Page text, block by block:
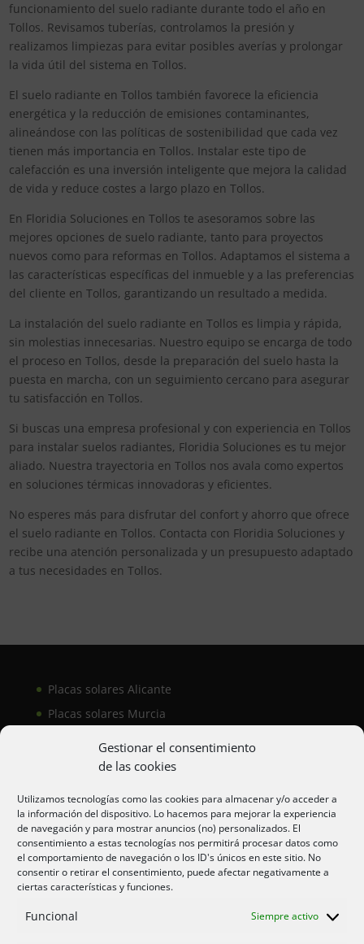
Gestionar el consentimiento
de las cookies
Utilizamos tecnologías como las cookies para almacenar y/o acceder a
la información del dispositivo. Lo hacemos para mejorar la experiencia
de navegación y para mostrar anuncios (no) personalizados. El
consentimiento a estas tecnologías nos permitirá procesar datos como
el comportamiento de navegación o los ID's únicos en este sitio. No
consentir o retirar el consentimiento, puede afectar negativamente a
ciertas características y funciones.
Funcional Siempre activo
funcionamiento del suelo radiante durante todo el año en
Tollos. Revisamos tuberías, controlamos la presión y
realizamos limpiezas para evitar posibles averías y prolongar
la vida útil del sistema en Tollos.
El suelo radiante en Tollos también favorece la eficiencia
energética y la reducción de emisiones contaminantes,
alineándose con las políticas de sostenibilidad que cada vez
tienen más importancia en Tollos. Instalar este tipo de
calefacción es una inversión inteligente que mejora la calidad
de vida y reduce costes a largo plazo en Tollos.
En Floridia Soluciones en Tollos te asesoramos sobre las
mejores opciones de suelo radiante, tanto para proyectos
nuevos como para reformas en Tollos. Adaptamos el sistema a
las características específicas del inmueble y a las preferencias
del cliente en Tollos, garantizando un resultado a medida.
La instalación del suelo radiante en Tollos es limpia y rápida,
sin molestias innecesarias. Nuestro equipo se encarga de todo
el proceso en Tollos, desde la preparación del suelo hasta la
puesta en marcha, con un seguimiento cercano para asegurar
tu satisfacción en Tollos.
Si buscas una empresa profesional y con experiencia en Tollos
para instalar suelos radiantes, Floridia Soluciones es tu mejor
aliado. Nuestra trayectoria en Tollos nos avala como expertos
en soluciones térmicas innovadoras y eficientes.
No esperes más para disfrutar del confort y ahorro que ofrece
el suelo radiante en Tollos. Contacta con Floridia Soluciones y
recibe una atención personalizada y un presupuesto adaptado
a tus necesidades en Tollos.
Placas solares Alicante
Placas solares Murcia
Aire acondicionado Alicante
Aire acondicionador Murcia
Aire acondicionado San Juan